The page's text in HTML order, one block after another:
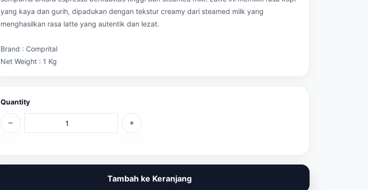
yang kaya dan gurih, dipadukan dengan tekstur creamy dari steamed milk yang
menghasilkan rasa latte yang autentik dan lezat.
Brand : Comprital
Net Weight : 1 Kg
Quantity
Tambah ke Keranjang